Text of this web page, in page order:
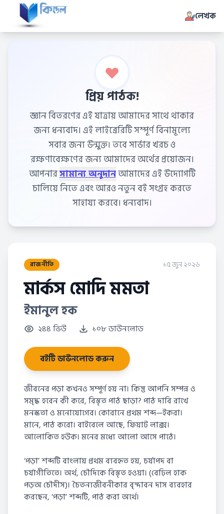
লেখক
প্রিয় পাঠক!
জ্ঞান বিতরণের এই যাত্রায় আমাদের সাথে থাকার
জন্য ধন্যবাদ। এই লাইব্রেরিটি সম্পূর্ণ বিনামূল্যে
সবার জন্য উন্মুক্ত। তবে সার্ভার খরচ ও
রক্ষণাবেক্ষণের জন্য আমাদের অর্থের প্রয়োজন।
আপনার
সামান্য অনুদানআমাদের এই উদ্যোগটি
চালিয়ে নিতে এবং আরও নতুন বই সংগ্রহ করতে
সাহায্য করবে। ধন্যবাদ।
রাজনীতি ১৫ জুন ২০২৬
মার্কস মোদি মমতা
ইমানুল হক
২৪৪ ভিউ ১০৮ ডাউনলোড
বইটি ডাউনলোড করুন
জীবনের পড়া কখনও সম্পূর্ণ হয় না। কিন্তু আপনি সম্পন্ন ও
সমৃদ্ধ হবেন কী করে, বিস্তৃত পাঠ ছাড়া? পাঠ দাবি রাখে
মনস্কতা ও মনোযোগের। কোরানে প্রথম শব্দ—ইকরা।
মানে, পাঠ করো। বাইবেলে আছে, ফিয়াট লাক্স।
আলোকিত হউক। মনের মধ্যে আলো আসে পাঠে।
‘পড়া’ শব্দটি বাংলায় প্রথম ব্যবহৃত হয়, চর্যাপদ বা
চর্যাগীতিতে। অর্থ, চৌদিকে বিস্তৃত হওয়া। (বেঢ়িল হাক
পড়অ চৌদীস)। চৈতন্যজীবনীকার বৃন্দাবন দাস ব্যবহার
করছেন, ‘পড়া’ শব্দটি, পাঠ করা অর্থে।